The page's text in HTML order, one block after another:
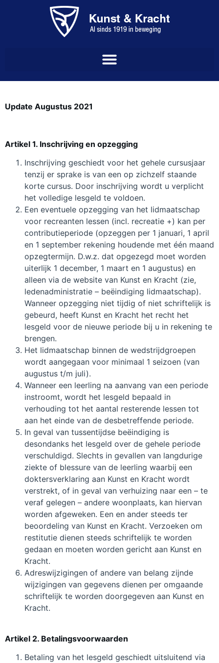
Update Augustus 2021
Artikel 1. Inschrijving en opzegging
Inschrijving geschiedt voor het gehele cursusjaar
tenzij er sprake is van een op zichzelf staande
korte cursus. Door inschrijving wordt u verplicht
het volledige lesgeld te voldoen.
Een eventuele opzegging van het lidmaatschap
voor recreanten lessen (incl. recreatie +) kan per
contributieperiode (opzeggen per 1 januari, 1 april
en 1 september rekening houdende met één maand
opzegtermijn. D.w.z. dat opgezegd moet worden
uiterlijk 1 december, 1 maart en 1 augustus) en
alleen via de website van Kunst en Kracht (zie,
ledenadministratie – beëindiging lidmaatschap).
Wanneer opzegging niet tijdig of niet schriftelijk is
gebeurd, heeft Kunst en Kracht het recht het
lesgeld voor de nieuwe periode bij u in rekening te
brengen.
Het lidmaatschap binnen de wedstrijdgroepen
wordt aangegaan voor minimaal 1 seizoen (van
augustus t/m juli).
Wanneer een leerling na aanvang van een periode
instroomt, wordt het lesgeld bepaald in
verhouding tot het aantal resterende lessen tot
aan het einde van de desbetreffende periode.
In geval van tussentijdse beëindiging is
desondanks het lesgeld over de gehele periode
verschuldigd. Slechts in gevallen van langdurige
ziekte of blessure van de leerling waarbij een
doktersverklaring aan Kunst en Kracht wordt
verstrekt, of in geval van verhuizing naar een – te
veraf gelegen – andere woonplaats, kan hiervan
worden afgeweken. Een en ander steeds ter
beoordeling van Kunst en Kracht. Verzoeken om
restitutie dienen steeds schriftelijk te worden
gedaan en moeten worden gericht aan Kunst en
Kracht.
Adreswijzigingen of andere van belang zijnde
wijzigingen van gegevens dienen per omgaande
schriftelijk te worden doorgegeven aan Kunst en
Kracht.
Artikel 2. Betalingsvoorwaarden
Betaling van het lesgeld geschiedt uitsluitend via